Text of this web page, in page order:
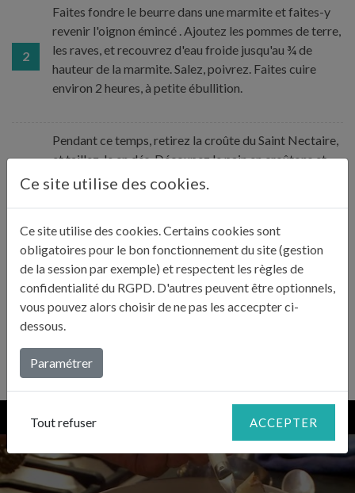
2
Faites fondre le beurre dans une marmite et faites-y
revenir l'oignon émincé . Ajoutez les pommes de terre,
les raves, et recouvrez d'eau froide jusqu'au ¾ de
hauteur de la marmite. Salez, poivrez. Faites cuire
environ 2 heures, à petite ébullition.
Pendant ce temps, retirez la croûte du Saint Nectaire,
et taillez-le en dés. Découpez le pain en croûtons et
placez-le avec le fromage dans une soupière. Ajoutez
4
Ajoutez le contenu de la marmite dans la soupière.
Laissez tremper 15 minutes, le temps que le fromage
fonde. Vous pouvez aussi passer la soupière au four
(220°C). Servez aussitôt.
Ce site utilise des cookies.
Ce site utilise des cookies. Certains cookies sont
obligatoires pour le bon fonctionnement du site (gestion
de la session par exemple) et respectent les règles de
confidentialité du RGPD. D'autres peuvent être optionnels,
vous pouvez alors choisir de ne pas les accecpter ci-
dessous.
Paramétrer
Tout refuser ACCEPTER